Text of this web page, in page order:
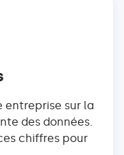
entreprise sur la
des données.
chiffres pour